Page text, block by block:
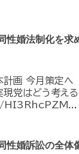
性婚法制化を求
画 今月策定
党はどう考え
性婚訴訟の全体